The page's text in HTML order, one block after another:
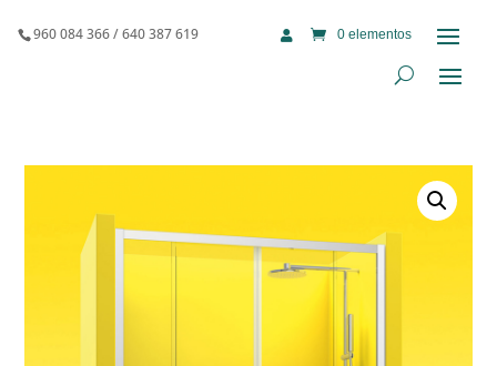
960 084 366 / 640 387 619 0 elementos
